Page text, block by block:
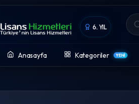
6. YIL
Anasayfa Kategoriler YENİ